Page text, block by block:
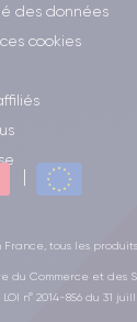
des données
cookies
tous les
Commerce et des
n° 2014-856 du 31